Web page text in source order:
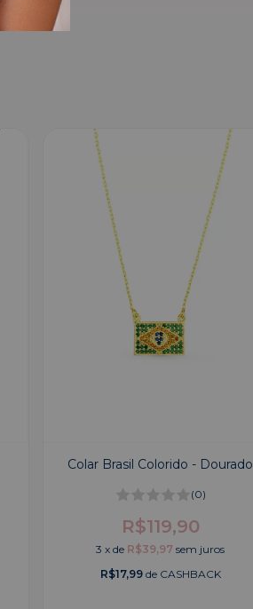
Colar Brasil Colorido - Dourado
(0)
R$119,90
3 xde R$39,97 sem juros
R$17,99de CASHBACK